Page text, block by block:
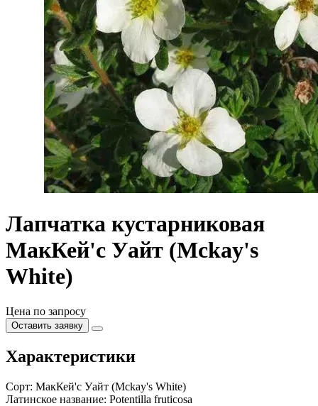
Лапчатка кустарниковая
МакКей'с Уайт (Mckay's
White)
Цена по запросу
Оставить заявку
Характеристики
Сорт: МакКей'с Уайт (Mckay's White)
Латинское название: Potentilla fruticosa